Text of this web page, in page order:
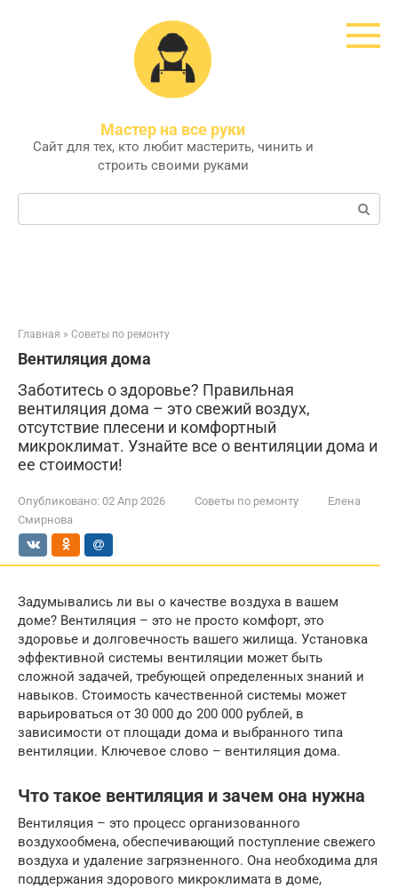
Мастер на все руки
Сайт для тех, кто любит мастерить, чинить и
строить своими руками
Поиск:
Главная » Советы по ремонту
Вентиляция дома
Заботитесь о здоровье? Правильная
вентиляция дома – это свежий воздух,
отсутствие плесени и комфортный
микроклимат. Узнайте все о вентиляции дома и
ее стоимости!
Опубликовано: 02 Апр 2026 Советы по ремонту
Елена
Смирнова
Задумывались ли вы о качестве воздуха в вашем
доме? Вентиляция – это не просто комфорт, это
здоровье и долговечность вашего жилища. Установка
эффективной системы вентиляции может быть
сложной задачей, требующей определенных знаний и
навыков. Стоимость качественной системы может
варьироваться от 30 000 до 200 000 рублей, в
зависимости от площади дома и выбранного типа
вентиляции. Ключевое слово – вентиляция дома.
Что такое вентиляция и зачем она нужна
Вентиляция – это процесс организованного
воздухообмена, обеспечивающий поступление свежего
воздуха и удаление загрязненного. Она необходима для
поддержания здорового микроклимата в доме,